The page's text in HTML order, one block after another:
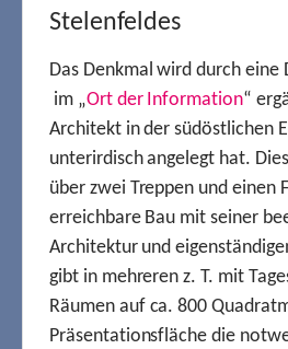
Stelenfeldes
Das Denkmal wird durch eine
im „Ort der Information“
Architekt in der südöstlichen
unterirdisch angelegt hat.
über zwei Treppen und einen
erreichbare Bau mit seiner
Architektur und
gibt in mehreren z. T. mit
Räumen auf ca. 800
Präsentationsfläche die